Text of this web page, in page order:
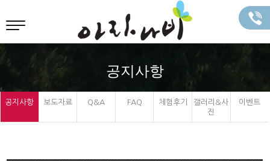
공지사항
공지사항 보도자료 Q&A FAQ 체험후기
갤러리&사
진
이벤트